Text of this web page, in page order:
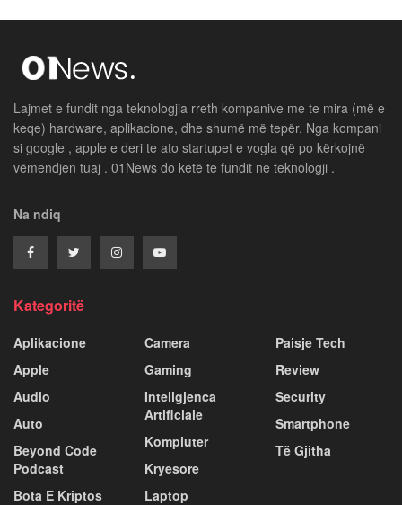
Lajmet e fundit nga teknologjia rreth kompanive me te mira (më e
keqe) hardware, aplikacione, dhe shumë më tepër. Nga kompani
si google , apple e deri te ato startupet e vogla që po kërkojnë
vëmendjen tuaj . 01News do ketë te fundit ne teknologji .
Na ndiq
Kategoritë
Aplikacione
Apple
Audio
Auto
Beyond Code
Podcast
Bota E Kriptos
Camera
Gaming
Inteligjenca
Artificiale
Kompiuter
Kryesore
Laptop
Paisje Tech
Review
Security
Smartphone
Të Gjitha